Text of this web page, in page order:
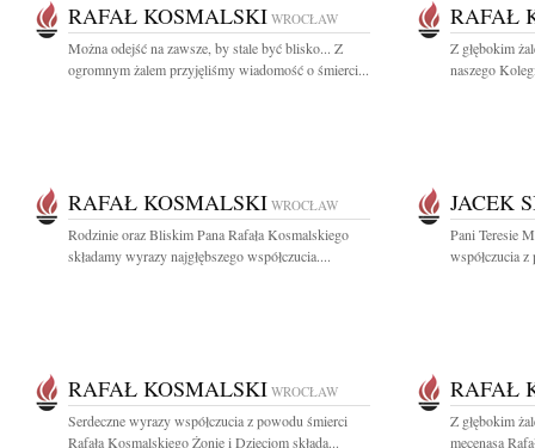
RAFAŁ KOSMALSKI WROCŁAW
Można odejść na zawsze, by stale być blisko... Z
ogromnym żalem przyjęliśmy wiadomość o śmierci...
RAFAŁ
Z głębokim
naszego
RAFAŁ KOSMALSKI WROCŁAW
Rodzinie oraz Bliskim Pana Rafała Kosmalskiego
składamy wyrazy najgłębszego współczucia....
JACEK
Pani Teresie
współczucia
RAFAŁ KOSMALSKI WROCŁAW
Serdeczne wyrazy współczucia z powodu śmierci
Rafała Kosmalskiego Żonie i Dzieciom składa...
RAFAŁ
Z głębokim
mecenasa